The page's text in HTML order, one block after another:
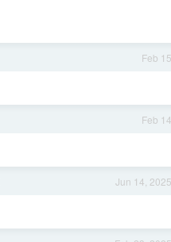
Feb 15
Feb 14
Jun 14, 2025